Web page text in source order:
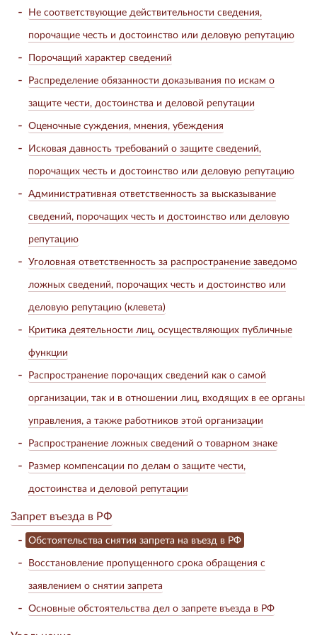
Не соответствующие действительности сведения,
порочащие честь и достоинство или деловую репутацию
Порочащий характер сведений
Распределение обязанности доказывания по искам о
защите чести, достоинства и деловой репутации
Оценочные суждения, мнения, убеждения
Исковая давность требований о защите сведений,
порочащих честь и достоинство или деловую репутацию
Административная ответственность за высказывание
сведений, порочащих честь и достоинство или деловую
репутацию
Уголовная ответственность за распространение заведомо
ложных сведений, порочащих честь и достоинство или
деловую репутацию (клевета)
Критика деятельности лиц, осуществляющих публичные
функции
Распространение порочащих сведений как о самой
организации, так и в отношении лиц, входящих в ее органы
управления, а также работников этой организации
Распространение ложных сведений о товарном знаке
Размер компенсации по делам о защите чести,
достоинства и деловой репутации
Запрет въезда в РФ
Обстоятельства снятия запрета на въезд в РФ
Восстановление пропущенного срока обращения с
заявлением о снятии запрета
Основные обстоятельства дел о запрете въезда в РФ